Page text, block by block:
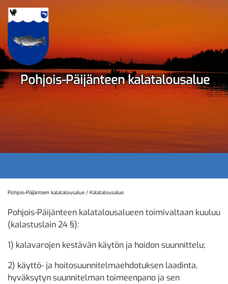
Ohita
navigaatio
Pohjois-Päijänteen kalatalousalue
Pohjois-Päijänteen kalatalousalue / Kalatalousalue
Pohjois-Päijänteen kalatalousalueen toimivaltaan kuuluu
(kalastuslain 24 §):
1) kalavarojen kestävän käytön ja hoidon suunnittelu;
2) käyttö- ja hoitosuunnitelmaehdotuksen laadinta,
hyväksytyn suunnitelman toimeenpano ja sen